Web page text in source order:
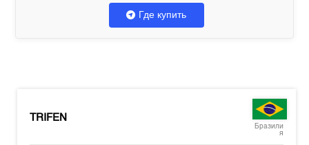
Где купить
TRIFEN
Бразили
я